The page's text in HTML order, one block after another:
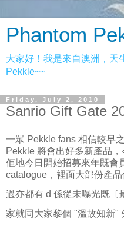
Phantom
大家好！我是來自澳洲，天
Pekkle~~
Friday, July 2, 2010
Sanrio Gift Gate
一眾 Pekkle fans 相信較早
Pekkle 將會出好多新產品
佢地今日開始招募來年既會
catalogue，裡面大部份產
過亦都有 d 係從未曝光既〔
家就同大家黎個 "溫故知新"